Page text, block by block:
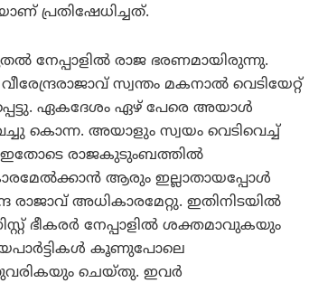
പ്രതിഷേധിച്ചത്.
നേപ്പാളിൽ രാജ ഭരണമായിരുന്നു.
സ്വന്തം മകനാൽ വെടിയേറ്റ്
ഏകദേശം ഏഴ് പേരെ അയാൾ
കൊന്ന. അയാളും സ്വയം വെടിവെച്ച്
ഇതോടെ രാജകുടുംബത്തിൽ
ആരും ഇല്ലാതായപ്പോൾ
രാജാവ് അധികാരമേറ്റു. ഇതിനിടയിൽ
ഭീകരർ നേപ്പാളിൽ ശക്തമാവുകയും
കൂണുപോലെ
ചെയ്തു. ഇവർ